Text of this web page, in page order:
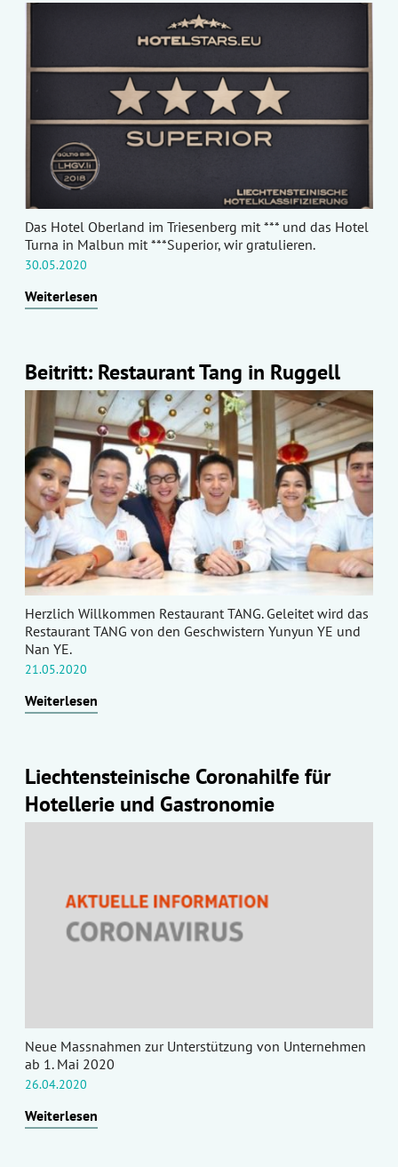
Das Hotel Oberland im Triesenberg mit *** und das Hotel
Turna in Malbun mit ***Superior, wir gratulieren.
30.05.2020
Weiterlesen
Beitritt: Restaurant Tang in Ruggell
Herzlich Willkommen Restaurant TANG. Geleitet wird das
Restaurant TANG von den Geschwistern Yunyun YE und
Nan YE.
21.05.2020
Weiterlesen
Liechtensteinische Coronahilfe für
Hotellerie und Gastronomie
Neue Massnahmen zur Unterstützung von Unternehmen
ab 1. Mai 2020
26.04.2020
Weiterlesen